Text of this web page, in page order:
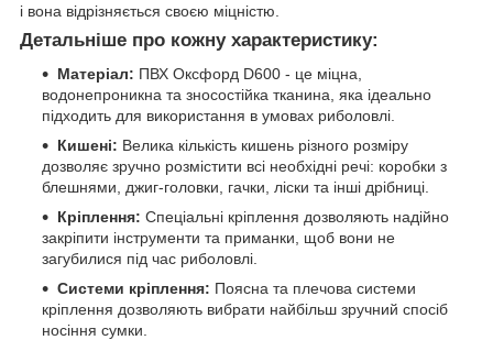
і вона відрізняється своєю міцністю.
Детальніше про кожну характеристику:
Матеріал: ПВХ Оксфорд D600 - це міцна,
водонепроникна та зносостійка тканина, яка ідеально
підходить для використання в умовах риболовлі.
Кишені: Велика кількість кишень різного розміру
дозволяє зручно розмістити всі необхідні речі: коробки з
блешнями, джиг-головки, гачки, ліски та інші дрібниці.
Кріплення: Спеціальні кріплення дозволяють надійно
закріпити інструменти та приманки, щоб вони не
загубилися під час риболовлі.
Системи кріплення: Поясна та плечова системи
кріплення дозволяють вибрати найбільш зручний спосіб
носіння сумки.